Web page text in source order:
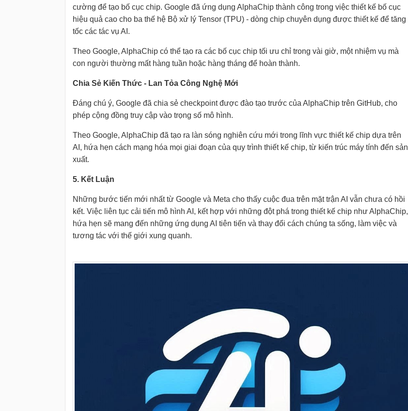
cường để tạo bố cục chip. Google đã ứng dụng AlphaChip thành công trong việc thiết kế bố cục
hiệu quả cao cho ba thế hệ Bộ xử lý Tensor (TPU) - dòng chip chuyên dụng được thiết kế để tăng
tốc các tác vụ AI.
Theo Google, AlphaChip có thể tạo ra các bố cục chip tối ưu chỉ trong vài giờ, một nhiệm vụ mà
con người thường mất hàng tuần hoặc hàng tháng để hoàn thành.
Chia Sẻ Kiến Thức - Lan Tỏa Công Nghệ Mới
Đáng chú ý, Google đã chia sẻ checkpoint được đào tạo trước của AlphaChip trên GitHub, cho
phép cộng đồng truy cập vào trọng số mô hình.
Theo Google, AlphaChip đã tạo ra làn sóng nghiên cứu mới trong lĩnh vực thiết kế chip dựa trên
AI, hứa hẹn cách mạng hóa mọi giai đoạn của quy trình thiết kế chip, từ kiến trúc máy tính đến sản
xuất.
5. Kết Luận
Những bước tiến mới nhất từ Google và Meta cho thấy cuộc đua trên mặt trận AI vẫn chưa có hồi
kết. Việc liên tục cải tiến mô hình AI, kết hợp với những đột phá trong thiết kế chip như AlphaChip,
hứa hẹn sẽ mang đến những ứng dụng AI tiên tiến và thay đổi cách chúng ta sống, làm việc và
tương tác với thế giới xung quanh.